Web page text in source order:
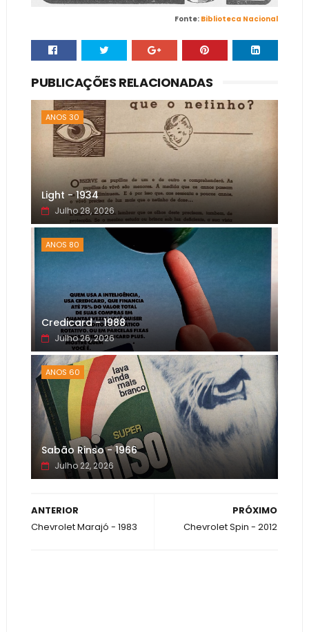
Fonte: Biblioteca Nacional
PUBLICAÇÕES RELACIONADAS
ANOS 30
Light - 1934
Julho 28, 2026
ANOS 80
Credicard - 1988
Julho 26, 2026
ANOS 60
Sabão Rinso - 1966
Julho 22, 2026
PRÓXIMO
Chevrolet Spin - 2012
ANTERIOR
Chevrolet Marajó - 1983